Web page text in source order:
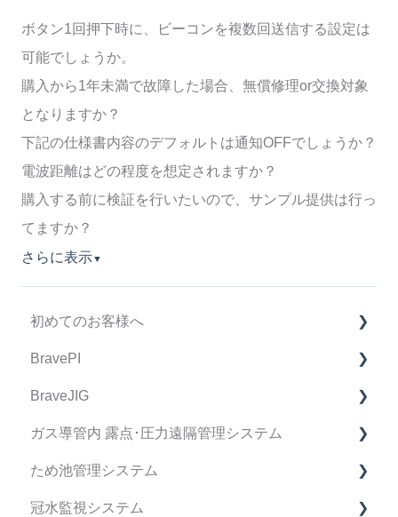
ボタン1回押下時に、ビーコンを複数回送信する設定は
可能でしょうか。
購入から1年未満で故障した場合、無償修理or交換対象
となりますか？
下記の仕様書内容のデフォルトは通知OFFでしょうか？
電波距離はどの程度を想定されますか？
購入する前に検証を行いたいので、サンプル提供は行っ
てますか？
さらに表示▼
初めてのお客様へ
製品購入に関してのFAQ
BravePI
BravePI FAQ
スマートフォン アプリケーション FAQ
BravePI 関連動画
ドキュメント関連
BraveJIG
BraveJIG FAQ
IoT導入支援キット FAQ
BraveJIG PLUG FAQ
ガス導管内 露点･圧力遠隔管理システム
デバイス FAQ
管理システム FAQ
ため池管理システム
ため池管理システム FAQ
冠水監視システム